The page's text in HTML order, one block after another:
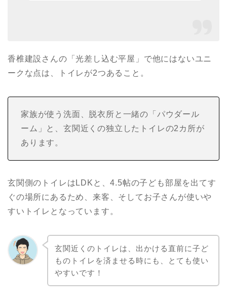
香椎建設さんの「光差し込む平屋」で他にはないユニ
ークな点は、トイレが2つあること。
家族が使う洗面、脱衣所と一緒の「パウダール
ーム」と、玄関近くの独立したトイレの2カ所が
あります。
玄関側のトイレはLDKと、4.5帖の子ども部屋を出てす
ぐの場所にあるため、来客、そしてお子さんが使いや
すいトイレとなっています。
玄関近くのトイレは、出かける直前に子ど
ものトイレを済ませる時にも、とても使い
やすいです！